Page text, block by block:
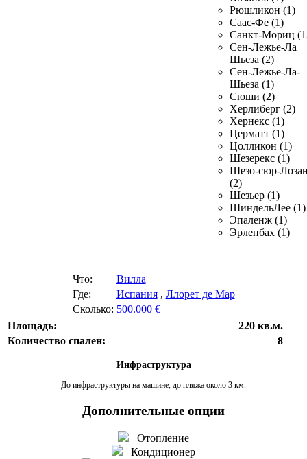
Рюшликон (1)
Саас-Фе (1)
Санкт-Мориц
Сен-Лежье-Ла
Шьеза (2)
Сен-Лежье-Ла-
Шьеза (1)
Сюши (2)
Херлиберг (2)
Хернекс (1)
Церматт (1)
Цолликон (1)
Шезерекс (1)
Шезо-сюр-
(2)
Шезьер (1)
ШиндельЛее (1)
Эпаленж (1)
Эрленбах (1)
Что:
Вилла
Где:
Испания, Ллорет де Мар
Сколько: 500.000 €
Площадь:
220 кв.м.
Количество спален:
8
Инфраструктура
До инфраструктуры на машине, до пляжа около 3 км.
Дополнительные опции
Отопление
Кондиционер